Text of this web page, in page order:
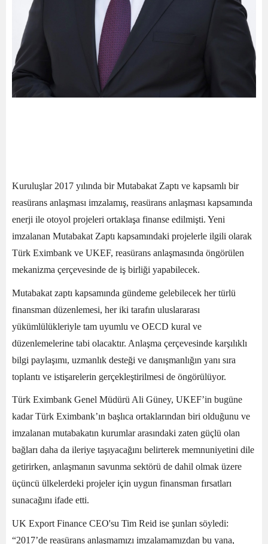
Kuruluşlar 2017 yılında bir Mutabakat Zaptı ve kapsamlı bir
reasürans anlaşması imzalamış, reasürans anlaşması kapsamında
enerji ile otoyol projeleri ortaklaşa finanse edilmişti. Yeni
imzalanan Mutabakat Zaptı kapsamındaki projelerle ilgili olarak
Türk Eximbank ve UKEF, reasürans anlaşmasında öngörülen
mekanizma çerçevesinde de iş birliği yapabilecek.
Mutabakat zaptı kapsamında gündeme gelebilecek her türlü
finansman düzenlemesi, her iki tarafın uluslararası
yükümlülükleriyle tam uyumlu ve OECD kural ve
düzenlemelerine tabi olacaktır. Anlaşma çerçevesinde karşılıklı
bilgi paylaşımı, uzmanlık desteği ve danışmanlığın yanı sıra
toplantı ve istişarelerin gerçekleştirilmesi de öngörülüyor.
Türk Eximbank Genel Müdürü Ali Güney, UKEF’in bugüne
kadar Türk Eximbank’ın başlıca ortaklarından biri olduğunu ve
imzalanan mutabakatın kurumlar arasındaki zaten güçlü olan
bağları daha da ileriye taşıyacağını belirterek memnuniyetini dile
getirirken, anlaşmanın savunma sektörü de dahil olmak üzere
üçüncü ülkelerdeki projeler için uygun finansman fırsatları
sunacağını ifade etti.
UK Export Finance CEO'su Tim Reid ise şunları söyledi:
“2017’de reasürans anlaşmamızı imzalamamızdan bu yana,